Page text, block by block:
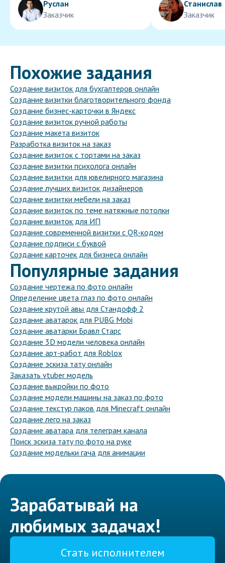
Руслан
Заказчик
Станислав
Заказчик
Похожие задания
Создание визиток для бухгалтеров онлайн
Создание визитки благотворительного фонда
Создание бизнес-карточки в Яндекс
Создание визиток ручной работы
Создание макета визиток
Разработка визиток на заказ
Создание визиток с тортами на заказ
Создание визитки психолога онлайн
Создание визитки для ювелирного магазина
Создание лучших визиток дизайнеров
Создание визитки мебели на заказ
Создание визиток по теме натяжные потолки
Создание визиток для ИП
Создание современной визитки с QR-кодом
Создание подписи с буквой
Создание карточек для бизнеса онлайн
Популярные задания
Создание чертежа по фото онлайн
Определение цвета глаз по фото онлайн
Создание крутой авы для Стандофф 2
Создание аватарок для PUBG Mobi
Создание аватарки Бравл Старс
Создание 3D модели человека онлайн
Создание арт-работ для Roblox
Создание эскиза тату онлайн
Заказать vtuber модель
Создание выкройки по фото
Создание модели машины на заказ по фото
Создание текстур паков для Minecraft онлайн
Создание лего на заказ
Создание аватара для телеграм канала
Поиск эскиза тату по фото на руке
Создание модельки гача для анимации
Зарабатывай на
любимых задачах!
Стать исполнителем